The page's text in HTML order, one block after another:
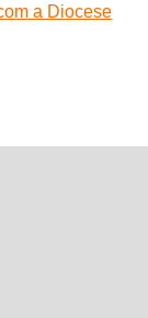
a Diocese